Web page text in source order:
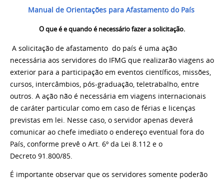
Manual de Orientações para Afastamento do País
O que é e quando é necessário fazer a solicitação.
A solicitação de afastamento do país é uma ação
necessária aos servidores do IFMG que realizarão viagens ao
exterior para a participação em eventos científicos, missões,
cursos, intercâmbios, pós-graduação, teletrabalho, entre
outros. A ação não é necessária em viagens internacionais
de caráter particular como em caso de férias e licenças
previstas em lei. Nesse caso, o servidor apenas deverá
comunicar ao chefe imediato o endereço eventual fora do
País, conforme prevê o Art. 6º da Lei 8.112 e o
Decreto 91.800/85.
É importante observar que os servidores somente poderão